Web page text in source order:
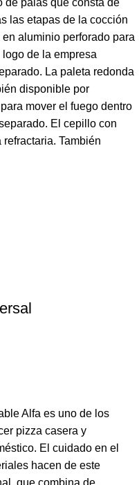
de palas que consta de
las etapas de la cocción
aluminio perforado para
de la empresa
La paleta redonda
disponible por
mover el fuego dentro
El cepillo con
También
Alfa es uno de los
pizza casera y
El cuidado en el
hacen de este
que combina de